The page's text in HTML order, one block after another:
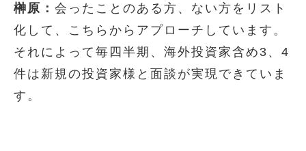
榊原： 会ったことのある方、ない方をリスト
化して、こちらからアプローチしています。
それによって毎四半期、海外投資家含め3、4
件は新規の投資家様と面談が実現できていま
す。